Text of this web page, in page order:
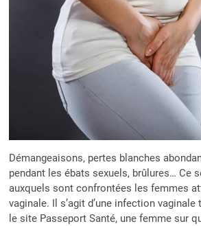
Démangeaisons, pertes blanches
pendant les ébats sexuels, brûlures… Ce
auxquels sont confrontées les femmes
vaginale. Il s’agit d’une infection vaginale
le site Passeport Santé, une femme sur